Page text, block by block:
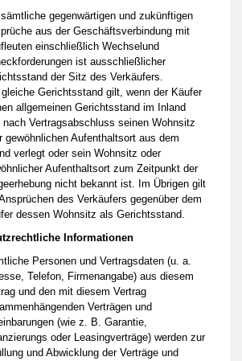
sämtliche gegenwärtigen und zukünftigen
aus der Geschäftsverbindung mit
einschließlich Wechselund
ist ausschließlicher
der Sitz des Verkäufers.
gleiche Gerichtsstand gilt, wenn der Käufer
allgemeinen Gerichtsstand im Inland
nach Vertragsabschluss seinen Wohnsitz
gewöhnlichen Aufenthaltsort aus dem
verlegt oder sein Wohnsitz oder
Aufenthaltsort zum Zeitpunkt der
nicht bekannt ist. Im Übrigen gilt
des Verkäufers gegenüber dem
dessen Wohnsitz als Gerichtsstand.
Informationen
Personen und Vertragsdaten (u. a.
Telefon, Firmenangabe) aus diesem
und den mit diesem Vertrag
Verträgen und
(wie z. B. Garantie,
oder Leasingverträge) werden zur
und Abwicklung der Verträge und